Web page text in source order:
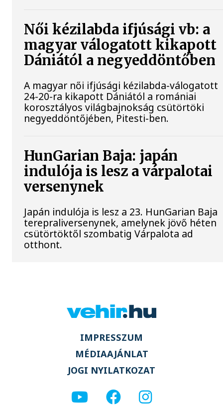
Női kézilabda ifjúsági vb: a
magyar válogatott kikapott
Dániától a negyeddöntőben
A magyar női ifjúsági kézilabda-válogatott
24-20-ra kikapott Dániától a romániai
korosztályos világbajnokság csütörtöki
negyeddöntőjében, Pitesti-ben.
HunGarian Baja: japán
indulója is lesz a várpalotai
versenynek
Japán indulója is lesz a 23. HunGarian Baja
terepraliversenynek, amelynek jövő héten
csütörtöktől szombatig Várpalota ad
otthont.
IMPRESSZUM
MÉDIAAJÁNLAT
JOGI NYILATKOZAT